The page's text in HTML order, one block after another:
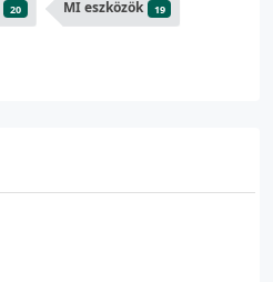
20 MI eszközök 19